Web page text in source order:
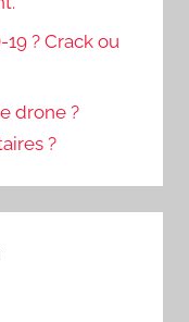
19 ? Crack ou
drone ?
?